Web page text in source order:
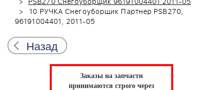
PSB270 Снегоуборщик 96191004401 2011-05
10 РУЧКА Снегоуборщик Партнер PSB270,
96191004401, 2011-05
Назад
Заказы на запчасти
принимаются строго через